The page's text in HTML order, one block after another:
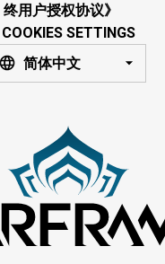
终用户授权协议》
COOKIES SETTINGS
简体中文